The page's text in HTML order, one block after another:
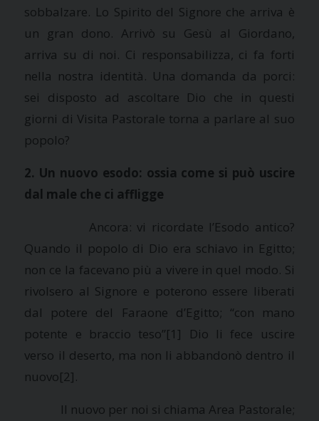
sobbalzare. Lo Spirito del Signore che arriva è
un gran dono. Arrivò su Gesù al Giordano,
arriva su di noi. Ci responsabilizza, ci fa forti
nella nostra identità. Una domanda da porci:
sei disposto ad ascoltare Dio che in questi
giorni di Visita Pastorale torna a parlare al suo
popolo?
2. Un nuovo esodo: ossia come si può uscire
dal male che ci affligge
Ancora: vi ricordate l’Esodo antico?
Quando il popolo di Dio era schiavo in Egitto;
non ce la facevano più a vivere in quel modo. Si
rivolsero al Signore e poterono essere liberati
dal potere del Faraone d’Egitto; “con mano
potente e braccio teso”[1] Dio li fece uscire
verso il deserto, ma non li abbandonò dentro il
nuovo[2].
Il nuovo per noi si chiama Area Pastorale;